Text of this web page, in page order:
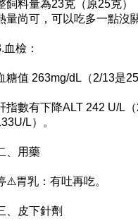
飼料量為23克（原25克
量尚可，可以吃多一點沒
血檢：
糖值 263mg/dL（2/13是
指數有下降ALT 242 U/L
L）。
、用藥
⚠️胃乳：有吐再吃。
、皮下針劑